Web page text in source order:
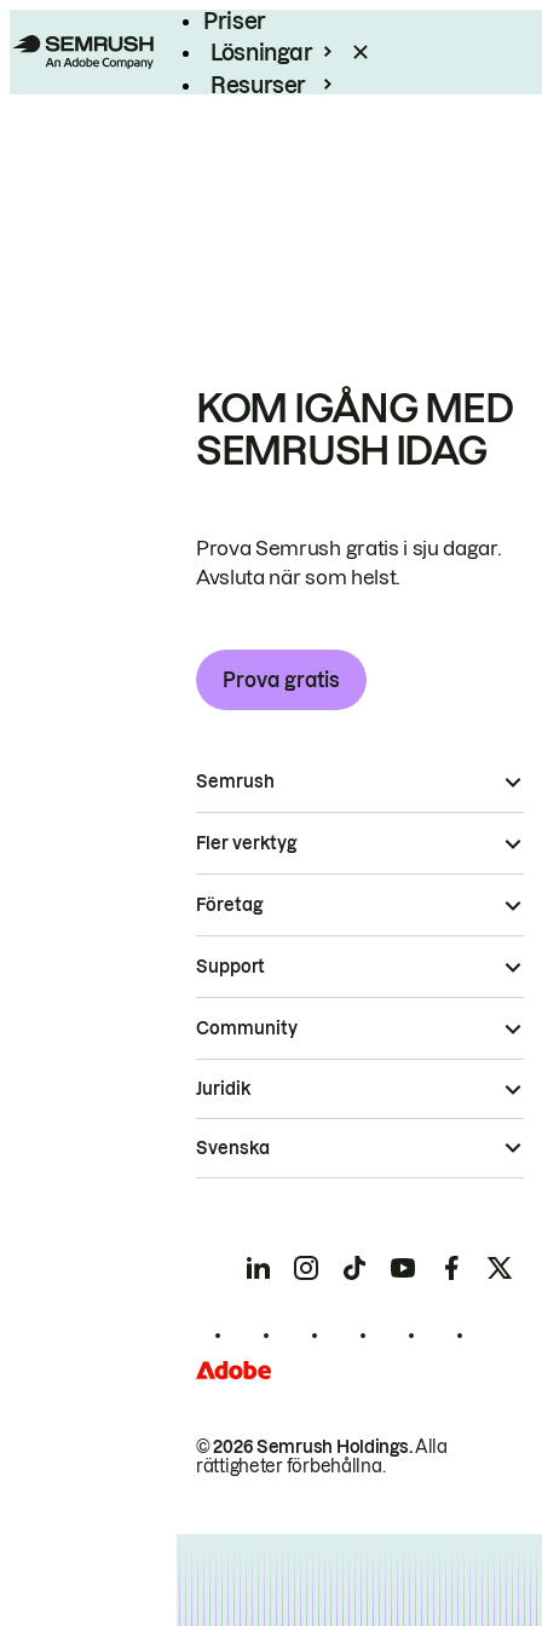
Priser
Lösningar
Resurser
KOM IGÅNG MED
SEMRUSH IDAG
Prova Semrush gratis i sju dagar.
Avsluta när som helst.
Prova gratis
Semrush
Fler verktyg
Företag
Support
Community
© 2026 Semrush Holdings.Alla
rättigheter förbehållna.
Juridik
Svenska